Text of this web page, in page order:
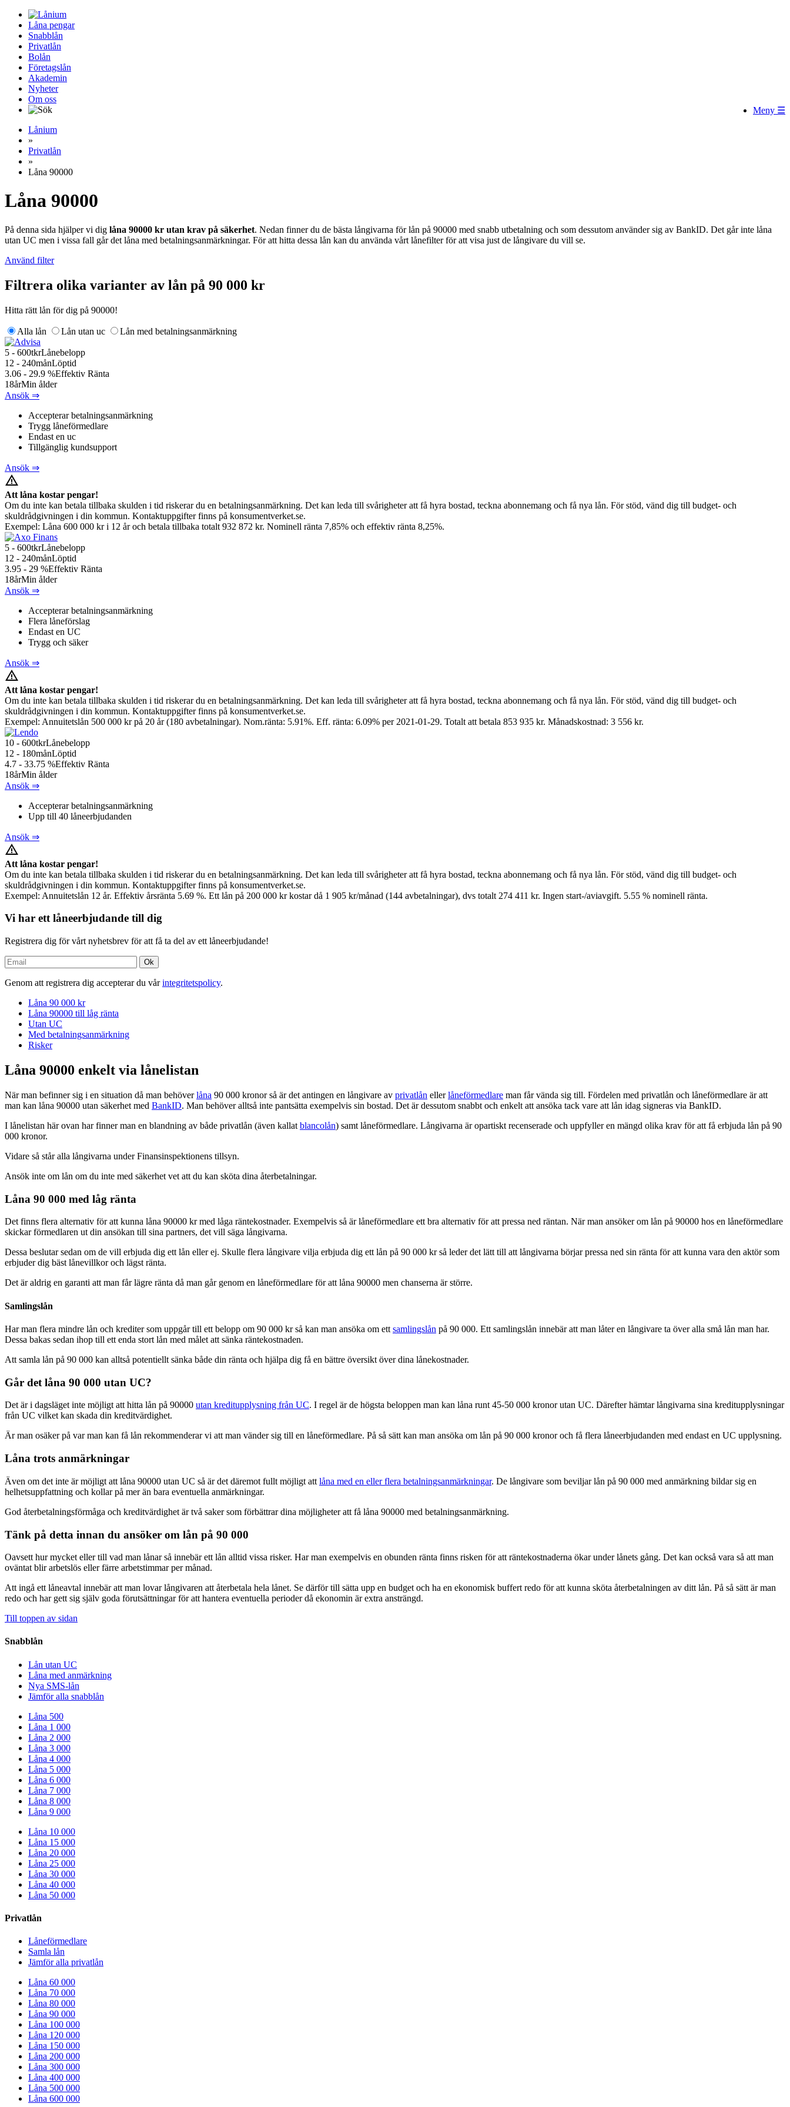
Låna pengar
Snabblån
Privatlån
Bolån
Företagslån
Akademin
Nyheter
Om oss
Meny ☰
Lånium
»
Privatlån
»
Låna 90000
Låna 90000
På denna sida hjälper vi dig låna 90000 kr utan krav på säkerhet. Nedan finner du de bästa långivarna för lån på 90000 med snabb utbetalning och som dessutom använder sig av BankID. Det går inte låna
utan UC men i vissa fall går det låna med betalningsanmärkningar. För att hitta dessa lån kan du använda vårt lånefilter för att visa just de långivare du vill se.
Använd filter
Filtrera olika varianter av lån på 90 000 kr
Hitta rätt lån för dig på 90000!
Alla lån Lån utan uc Lån med betalningsanmärkning
5 - 600tkrLånebelopp
12 - 240månLöptid
3.06 - 29.9 %Effektiv Ränta
18årMin ålder
Ansök ⇒
Accepterar betalningsanmärkning
Trygg låneförmedlare
Endast en uc
Tillgänglig kundsupport
Ansök ⇒
warning_amber
Att låna kostar pengar!
Om du inte kan betala tillbaka skulden i tid riskerar du en betalningsanmärkning. Det kan leda till svårigheter att få hyra bostad, teckna abonnemang och få nya lån. För stöd, vänd dig till budget- och
skuldrådgivningen i din kommun. Kontaktuppgifter finns på konsumentverket.se.
Exempel: Låna 600 000 kr i 12 år och betala tillbaka totalt 932 872 kr. Nominell ränta 7,85% och effektiv ränta 8,25%.
5 - 600tkrLånebelopp
12 - 240månLöptid
3.95 - 29 %Effektiv Ränta
18årMin ålder
Ansök ⇒
Accepterar betalningsanmärkning
Flera låneförslag
Endast en UC
Trygg och säker
Ansök ⇒
warning_amber
Att låna kostar pengar!
Om du inte kan betala tillbaka skulden i tid riskerar du en betalningsanmärkning. Det kan leda till svårigheter att få hyra bostad, teckna abonnemang och få nya lån. För stöd, vänd dig till budget- och
skuldrådgivningen i din kommun. Kontaktuppgifter finns på konsumentverket.se.
Exempel: Annuitetslån 500 000 kr på 20 år (180 avbetalningar). Nom.ränta: 5.91%. Eff. ränta: 6.09% per 2021-01-29. Totalt att betala 853 935 kr. Månadskostnad: 3 556 kr.
10 - 600tkrLånebelopp
12 - 180månLöptid
4.7 - 33.75 %Effektiv Ränta
18årMin ålder
Ansök ⇒
Accepterar betalningsanmärkning
Upp till 40 låneerbjudanden
Ansök ⇒
warning_amber
Att låna kostar pengar!
Om du inte kan betala tillbaka skulden i tid riskerar du en betalningsanmärkning. Det kan leda till svårigheter att få hyra bostad, teckna abonnemang och få nya lån. För stöd, vänd dig till budget- och
skuldrådgivningen i din kommun. Kontaktuppgifter finns på konsumentverket.se.
Exempel: Annuitetslån 12 år. Effektiv årsränta 5.69 %. Ett lån på 200 000 kr kostar då 1 905 kr/månad (144 avbetalningar), dvs totalt 274 411 kr. Ingen start-/aviavgift. 5.55 % nominell ränta.
Vi har ett låneerbjudande till dig
Registrera dig för vårt nyhetsbrev för att få ta del av ett låneerbjudande!
Genom att registrera dig accepterar du vårintegritetspolicy.
Låna 90 000 kr
Låna 90000 till låg ränta
Utan UC
Med betalningsanmärkning
Risker
Låna 90000 enkelt via lånelistan
När man befinner sig i en situation då man behöverlåna 90 000 kronor så är det antingen en långivare av privatlån ellerlåneförmedlare man får vända sig till. Fördelen med privatlån och låneförmedlare är att
man kan låna 90000 utan säkerhet med BankID. Man behöver alltså inte pantsätta exempelvis sin bostad. Det är dessutom snabbt och enkelt att ansöka tack vare att lån idag signeras via BankID.
I lånelistan här ovan har finner man en blandning av både privatlån (även kallat blancolån) samt låneförmedlare. Långivarna är opartiskt recenserade och uppfyller en mängd olika krav för att få erbjuda lån på 90
000 kronor.
Vidare så står alla långivarna under Finansinspektionens tillsyn.
Ansök inte om lån om du inte med säkerhet vet att du kan sköta dina återbetalningar.
Låna 90 000 med låg ränta
Det finns flera alternativ för att kunna låna 90000 kr med låga räntekostnader. Exempelvis så är låneförmedlare ett bra alternativ för att pressa ned räntan. När man ansöker om lån på 90000 hos en låneförmedlare
skickar förmedlaren ut din ansökan till sina partners, det vill säga långivarna.
Dessa beslutar sedan om de vill erbjuda dig ett lån eller ej. Skulle flera långivare vilja erbjuda dig ett lån på 90 000 kr så leder det lätt till att långivarna börjar pressa ned sin ränta för att kunna vara den aktör som
erbjuder dig bäst lånevillkor och lägst ränta.
Det är aldrig en garanti att man får lägre ränta då man går genom en låneförmedlare för att låna 90000 men chanserna är större.
Samlingslån
Har man flera mindre lån och krediter som uppgår till ett belopp om 90 000 kr så kan man ansöka om ett samlingslån på 90 000. Ett samlingslån innebär att man låter en långivare ta över alla små lån man har.
Dessa bakas sedan ihop till ett enda stort lån med målet att sänka räntekostnaden.
Att samla lån på 90 000 kan alltså potentiellt sänka både din ränta och hjälpa dig få en bättre översikt över dina lånekostnader.
Går det låna 90 000 utan UC?
Det är i dagsläget inte möjligt att hitta lån på 90000 utan kreditupplysning från UC. I regel är de högsta beloppen man kan låna runt 45-50 000 kronor utan UC. Därefter hämtar långivarna sina kreditupplysningar
från UC vilket kan skada din kreditvärdighet.
Är man osäker på var man kan få lån rekommenderar vi att man vänder sig till en låneförmedlare. På så sätt kan man ansöka om lån på 90 000 kronor och få flera låneerbjudanden med endast en UC upplysning.
Låna trots anmärkningar
Även om det inte är möjligt att låna 90000 utan UC så är det däremot fullt möjligt att låna med en eller flera betalningsanmärkningar. De långivare som beviljar lån på 90 000 med anmärkning bildar sig en
helhetsuppfattning och kollar på mer än bara eventuella anmärkningar.
God återbetalningsförmåga och kreditvärdighet är två saker som förbättrar dina möjligheter att få låna 90000 med betalningsanmärkning.
Tänk på detta innan du ansöker om lån på 90 000
Oavsett hur mycket eller till vad man lånar så innebär ett lån alltid vissa risker. Har man exempelvis en obunden ränta finns risken för att räntekostnaderna ökar under lånets gång. Det kan också vara så att man
oväntat blir arbetslös eller färre arbetstimmar per månad.
Att ingå ett låneavtal innebär att man lovar långivaren att återbetala hela lånet. Se därför till sätta upp en budget och ha en ekonomisk buffert redo för att kunna sköta återbetalningen av ditt lån. På så sätt är man
redo och har gett sig själv goda förutsättningar för att hantera eventuella perioder då ekonomin är extra ansträngd.
Till toppen av sidan
Snabblån
Lån utan UC
Låna med anmärkning
Nya SMS-lån
Jämför alla snabblån
Låna 500
Låna 1 000
Låna 2 000
Låna 3 000
Låna 4 000
Låna 5 000
Låna 6 000
Låna 7 000
Låna 8 000
Låna 9 000
Låna 10 000
Låna 15 000
Låna 20 000
Låna 25 000
Låna 30 000
Låna 40 000
Låna 50 000
Privatlån
Låneförmedlare
Samla lån
Jämför alla privatlån
Låna 60 000
Låna 70 000
Låna 80 000
Låna 90 000
Låna 100 000
Låna 120 000
Låna 150 000
Låna 200 000
Låna 300 000
Låna 400 000
Låna 500 000
Låna 600 000